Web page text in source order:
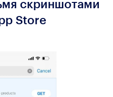
скриншотами
Store